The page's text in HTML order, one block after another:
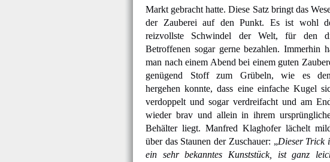
Markt gebracht hatte. Diese Satz bringt das
der Zauberei auf den Punkt. Es ist wohl
reizvollste Schwindel der Welt, für den
Betroffenen sogar gerne bezahlen. Immerhin
man nach einem Abend bei einem guten
genügend Stoff zum Grübeln, wie es
hergehen konnte, dass eine einfache Kugel
verdoppelt und sogar verdreifacht und am
wieder brav und allein in ihrem
Behälter liegt. Manfred Klaghofer lächelt
über das Staunen der Zuschauer: „Dieser Trick
ein sehr bekanntes Kunststück, ist ganz